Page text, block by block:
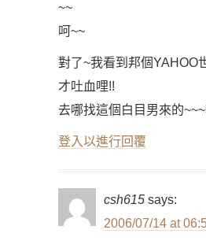
~~
呵~~
對了~我看到邦個YAHOO
才吐血哩!!
去哪找這個白目男來的
登入以進行回覆
csh615 says:
2006/07/14 at